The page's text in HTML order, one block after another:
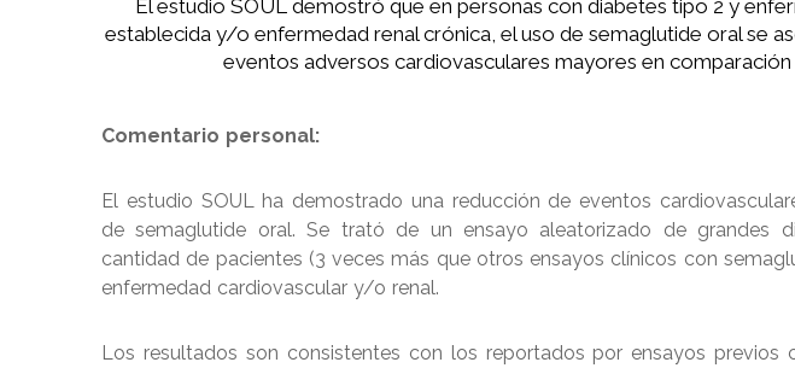
El estudio SOUL demostró que en personas con diabetes tipo 2 y
establecida y/o enfermedad renal crónica, el uso de semaglutide oral se
eventos adversos cardiovasculares mayores en
Comentario personal:
El estudio SOUL ha demostrado una reducción de eventos
de semaglutide oral. Se trató de un ensayo aleatorizado de grandes
cantidad de pacientes (3 veces más que otros ensayos clínicos con
enfermedad cardiovascular y/o renal.
Los resultados son consistentes con los reportados por ensayos previos